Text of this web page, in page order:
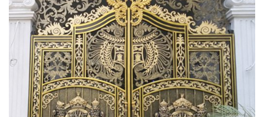
Mẫu cổng cửa sắt mỹ
thuật 4 cánh thời
thượng
Mẫu cổng sắt mỹ thuật
2 cánh cổ điển
Mẫu cổng sắt mỹ thuật
CNC giá cả hợp lý
TOP mẫu cổng sắt nghệ
thuật đẹp, giá rẻ thịnh
hành nhất